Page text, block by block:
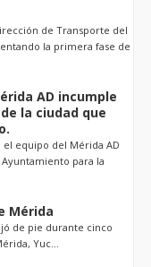
de Transporte del
la primera fase de
AD incumple
la ciudad que
equipo del Mérida AD
para la
Mérida
de pie durante cinco
Yuc...